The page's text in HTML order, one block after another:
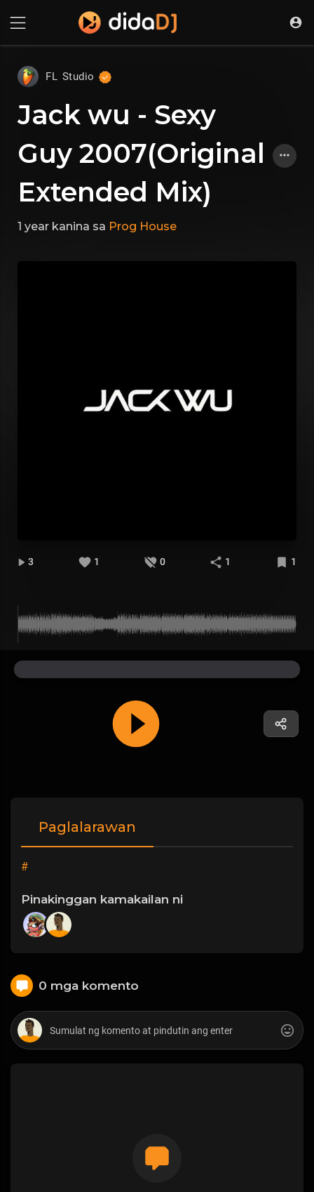
FL Studio
Jack wu - Sexy
Guy 2007(Original
Extended Mix)
1 year kanina sa Prog House
3 1 0 1 1
Paglalarawan
#
Pinakinggan kamakailan ni
0 mga komento